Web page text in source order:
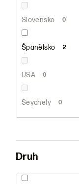
Slovensko 0
Španělsko 2
USA 0
Seychely 0
Druh